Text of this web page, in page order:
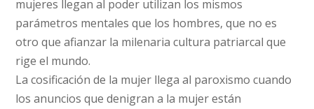
mujeres llegan al poder utilizan los mismos
parámetros mentales que los hombres, que no es
otro que afianzar la milenaria cultura patriarcal que
rige el mundo.
La cosificación de la mujer llega al paroxismo cuando
los anuncios que denigran a la mujer están